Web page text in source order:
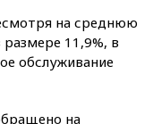
на среднюю
11,9%, в
обслуживание
на